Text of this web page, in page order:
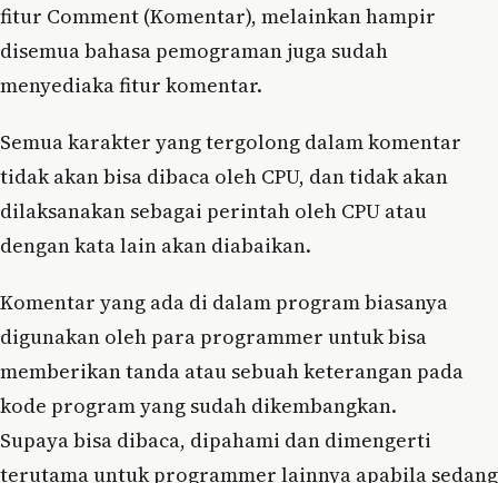
fitur Comment (Komentar), melainkan hampir
disemua bahasa pemograman juga sudah
menyediaka fitur komentar.
Semua karakter yang tergolong dalam komentar
tidak akan bisa dibaca oleh CPU, dan tidak akan
dilaksanakan sebagai perintah oleh CPU atau
dengan kata lain akan diabaikan.
Komentar yang ada di dalam program biasanya
digunakan oleh para programmer untuk bisa
memberikan tanda atau sebuah keterangan pada
kode program yang sudah dikembangkan.
Supaya bisa dibaca, dipahami dan dimengerti
terutama untuk programmer lainnya apabila sedang